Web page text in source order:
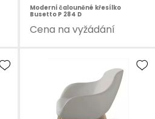
Moderní čalouněné křesílko
Busetto P 284 D
Cena na vyžádání